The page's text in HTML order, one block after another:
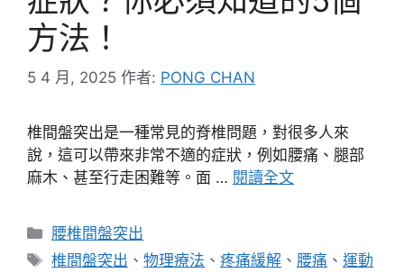
方法！
5 4 月, 2025 作者: PONG CHAN
椎間盤突出是一種常見的脊椎問題，對很多人來
說，這可以帶來非常不適的症狀，例如腰痛、腿部
麻木、甚至行走困難等。面 … 閱讀全文
分
類
腰椎間盤突出
標
椎間盤突出 、物理療法 、疼痛緩解 、 腰痛 、運動